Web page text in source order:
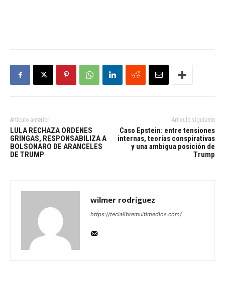
Artículo anterior
LULA RECHAZA ORDENES
GRINGAS, RESPONSABILIZA A
BOLSONARO DE ARANCELES
DE TRUMP
Artículo siguiente
Caso Epstein: entre tensiones
internas, teorías conspirativas
y una ambigua posición de
Trump
wilmer rodriguez
https://teclalibremultimedios.com/